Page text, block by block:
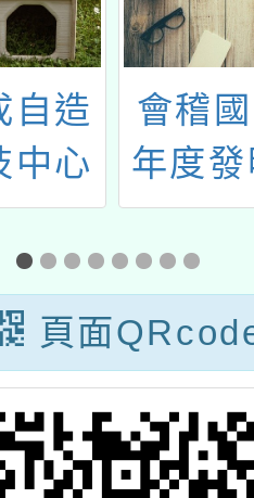
自造
中心
月/6
習
會稽
年度
發明
頁面